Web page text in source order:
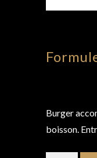
Burger
boisson.